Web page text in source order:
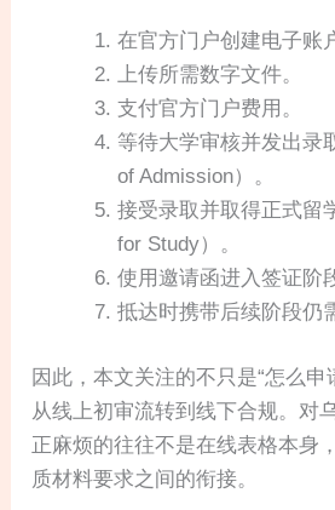
在官方门户创建电子账
上传所需数字文件。
支付官方门户费用。
等待大学审核并发出录
of Admission）。
接受录取并取得正式留
for Study）。
使用邀请函进入签证阶
抵达时携带后续阶段仍
因此，本文关注的不只是“怎么申
从线上初审流转到线下合规。对
正麻烦的往往不是在线表格本身
质材料要求之间的衔接。